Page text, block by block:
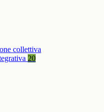
collettiva
20